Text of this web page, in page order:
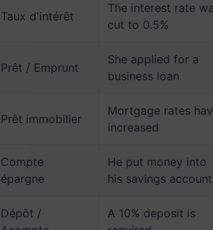
Taux d'intérêt
The interest rate
cut to 0.5%
Prêt / Emprunt
She applied for a
business loan
Prêt immobilier
Mortgage rates
increased
Compte
épargne
He put money into
his savings account
Dépôt /
A 10% deposit is